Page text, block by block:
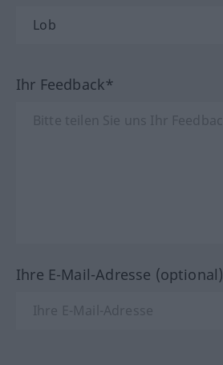
Ihr Feedback*
Ihre E-Mail-Adresse (optional)